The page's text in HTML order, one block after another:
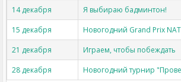
14 декабря
Я выбираю бадминтон!
15 декабря
Новогодний Grand Prix
21 декабря
Играем, чтобы побеждать
28 декабря
Новогодний турнир